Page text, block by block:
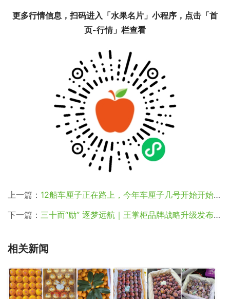
更多行情信息，扫码进入「水果名片」小程序，点击「首
页-行情」栏查看
上一篇： 12船车厘子正在路上，今年车厘子几号开始开始降价？
下一篇： 三十而“励” 逐梦远航｜王掌柜品牌战略升级发布会邀请函
相关新闻